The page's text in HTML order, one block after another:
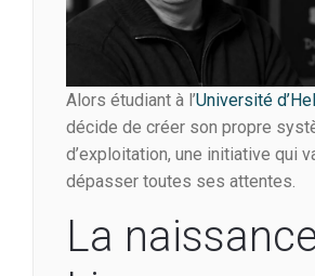
Alors étudiant à l’Université
décide de créer son propre
d’exploitation, une initiative qui
dépasser toutes ses attentes.
La